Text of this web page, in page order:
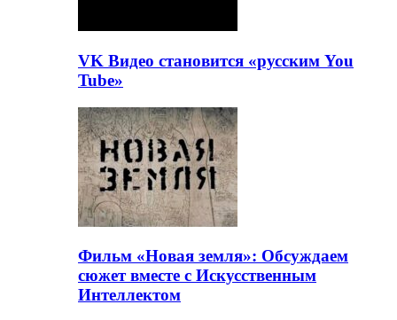
VK Видео становится «русским You
Tube»
Фильм «Новая земля»: Обсуждаем
сюжет вместе с Искусственным
Интеллектом